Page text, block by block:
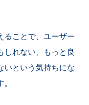
ることで、ユーザー
しれない、もっと良
いという気持ちにな